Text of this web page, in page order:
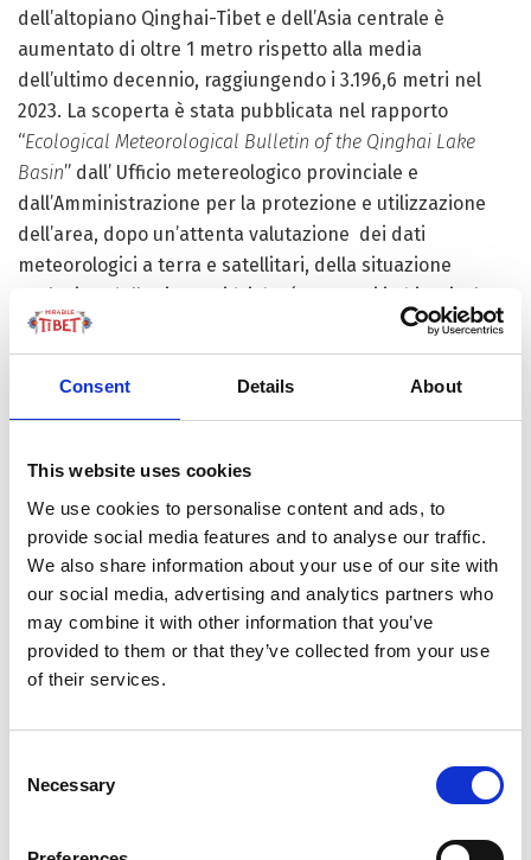
Consent Details About
This website uses cookies
We use cookies to personalise content and ads, to
provide social media features and to analyse our traffic.
We also share information about your use of our site with
our social media, advertising and analytics partners who
may combine it with other information that you’ve
provided to them or that they’ve collected from your use
of their services.
Selection
Necessary
dell’altopiano Qinghai-Tibet e dell’Asia centrale è
aumentato di oltre 1 metro rispetto alla media
dell’ultimo decennio, raggiungendo i 3.196,6 metri nel
2023. La scoperta è stata pubblicata nel rapporto
“Ecological Meteorological Bulletin of the Qinghai Lake
Basin” dall’ Ufficio metereologico provinciale e
dall’Amministrazione per la protezione e utilizzazione
dell’area, dopo un’attenta valutazione dei dati
meteorologici a terra e satellitari, della situazione
ecologica, delle risorse idriche (compresi i ghiacci e la
neve) e della vegetazione.
Parliamo di un lago tra i 10 più belli al mondo, a circa
metri quadrati, ha una linea costiera di 360 chilometri e
una profondità media di 18 metri. Ebbene, secondo il
bollettino e rispetto alla media decennale, le
precipitazioni nel 2023 sono state inferiori del 7%; la
temperatura è stata superiore di 0,1 °C; la durata del
soleggiamento è stata inferiore del 5,4% e l’indice di
ritenzione idrica è aumentato del 25,5%. A settembre
dell’anno scorso, periodo di piena, l’area del lago era di
Questo è il secondo anno consecutivo che le autorità
locali pubblicano un bollettino ecologico dedicato, utile
alla migliore cura del lago del Qinghai ma anche – come